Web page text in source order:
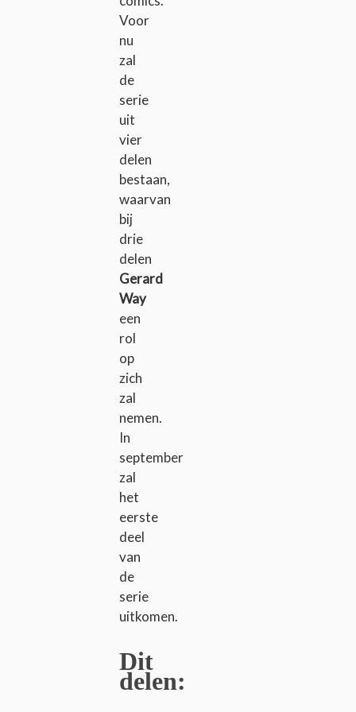
Voor
nu
zal
de
serie
uit
vier
delen
bestaan,
waarvan
bij
drie
delen
Gerard
Way
een
rol
op
zich
zal
nemen.
In
september
zal
het
eerste
deel
van
de
serie
uitkomen.
Dit
delen: